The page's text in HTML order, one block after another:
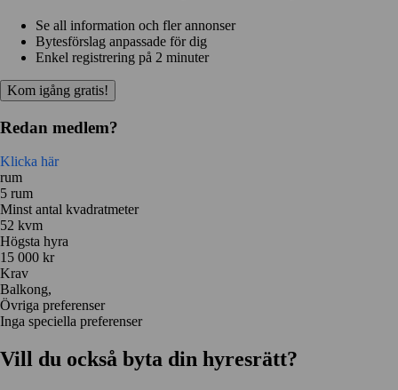
Se all information och fler annonser
Bytesförslag anpassade för dig
Enkel registrering på 2 minuter
Kom igång gratis!
Redan medlem?
Klicka här
rum
5 rum
Minst antal kvadratmeter
52 kvm
Högsta hyra
15 000 kr
Krav
Balkong,
Övriga preferenser
Inga speciella preferenser
Vill du också byta din hyresrätt?